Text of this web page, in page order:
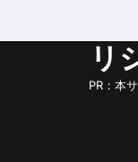
リ
PR：本